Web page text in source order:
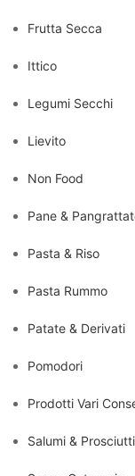
Frutta Secca
Ittico
Legumi Secchi
Lievito
Non Food
Pane &
Pasta & Riso
Pasta Rummo
Patate & Derivati
Pomodori
Prodotti Vari
Salumi & Prosciutti